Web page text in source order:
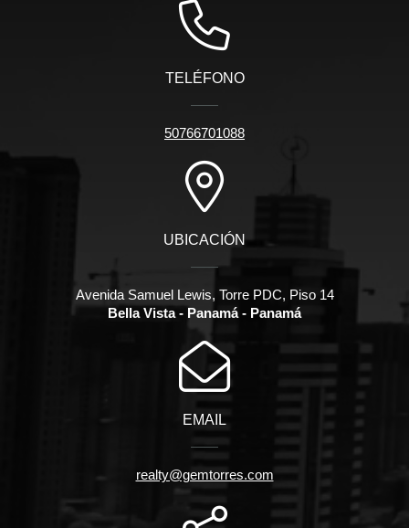
TELÉFONO
50766701088
UBICACIÓN
Avenida Samuel Lewis, Torre PDC, Piso 14
Bella Vista - Panamá - Panamá
EMAIL
realty@gemtorres.com